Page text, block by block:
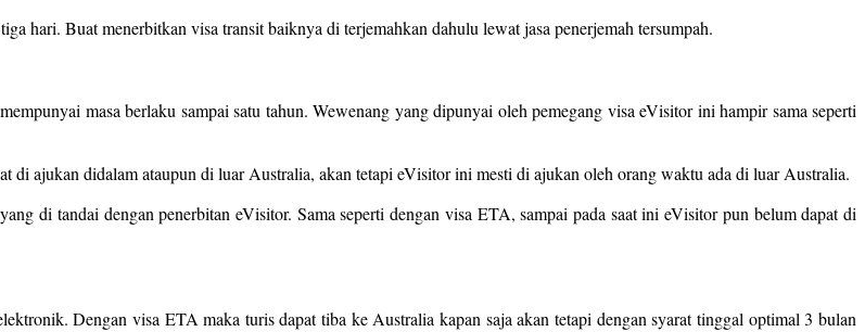
hari. Buat menerbitkan visa transit baiknya di terjemahkan dahulu lewat jasa penerjemah tersumpah.
masa berlaku sampai satu tahun. Wewenang yang dipunyai oleh pemegang visa eVisitor ini hampir sama seperti
di ajukan didalam ataupun di luar Australia, akan tetapi eVisitor ini mesti di ajukan oleh orang waktu ada di luar Australia.
di tandai dengan penerbitan eVisitor. Sama seperti dengan visa ETA, sampai pada saat ini eVisitor pun belum dapat di
Dengan visa ETA maka turis dapat tiba ke Australia kapan saja akan tetapi dengan syarat tinggal optimal 3 bulan